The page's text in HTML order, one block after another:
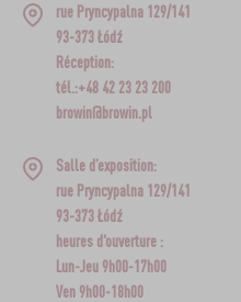
rue Pryncypalna 129/141
93-373 Łódź
Réception:
tél.:+48 42 23 23 200
browin@browin.pl
Salle d’exposition:
rue Pryncypalna 129/141
93-373 Łódź
heures d'ouverture :
Lun-Jeu 9h00-17h00
Ven 9h00-18h00